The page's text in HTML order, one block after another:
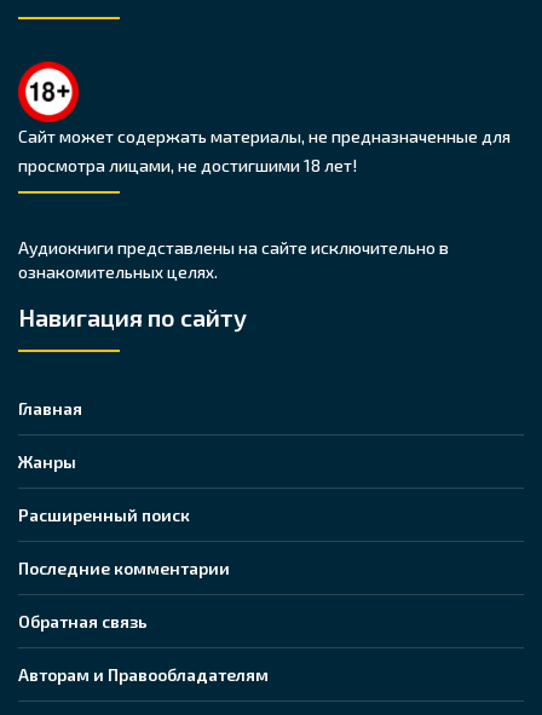
Сайт может содержать материалы, не предназначенные для
просмотра лицами, не достигшими 18 лет!
Аудиокниги представлены на сайте исключительно в
ознакомительных целях.
Навигация по сайту
Главная
Жанры
Расширенный поиск
Последние комментарии
Обратная связь
Авторам и Правообладателям